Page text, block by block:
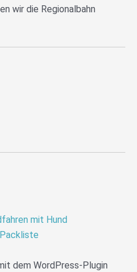
wir die Regionalbahn
mit Hund
dem WordPress-Plugin